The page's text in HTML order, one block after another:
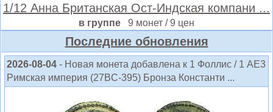
1/12 Анна Британская Ост-Индская компани ...
в группе 9 монет / 9 цен
Последние обновления
2026-08-04 - Новая монета добавлена к 1 Фоллис / 1 AE3
Римская империя (27BC-395) Бронза Константи ...